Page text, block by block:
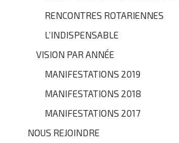
RENCONTRES ROTARIENNES
L’INDISPENSABLE
VISION PAR ANNÉE
MANIFESTATIONS 2019
MANIFESTATIONS 2018
MANIFESTATIONS 2017
NOUS REJOINDRE